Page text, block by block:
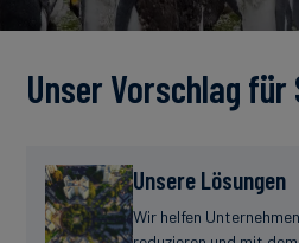
Unser Vorschlag
Unsere Lösungen
Wir helfen